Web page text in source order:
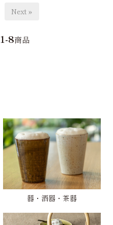
Next »
1-8商品
器・酒器・茶器